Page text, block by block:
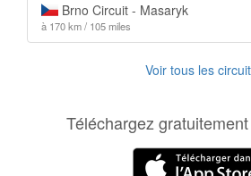
Brno Circuit - Masaryk
à 170 km / 105 miles
Voir tous les
Téléchargez